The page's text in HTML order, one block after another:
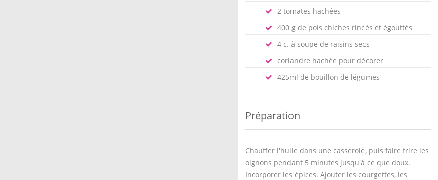
2 tomates hachées
400 g de pois chiches rincés et égouttés
4 c. à soupe de raisins secs
coriandre hachée pour décorer
425ml de bouillon de légumes
Préparation
Chauffer l'huile dans une casserole, puis faire frire les
oignons pendant 5 minutes jusqu'à ce que doux.
Incorporer les épices. Ajouter les courgettes, les